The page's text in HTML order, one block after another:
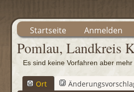
Startseite Anmelden
Pomlau, Landkreis
Es sind keine Vorfahren aber
Ort